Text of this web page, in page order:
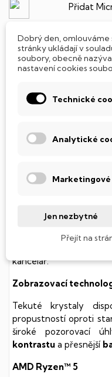
Přidat
POPIS
SSD Disk
(Hard Disk Drive)
soustavy je tento disk
HP Elitebook
Pracovní nástroj v
kancelář.
Zobrazovací
Tekuté krystaly
propustností oproti
široké pozorovací
kontrastu a přesnější
AMD Ryzen™ 5
Dobrý den, omlouváme
stránky ukládají v
soubory, obecně
nastavení cookies
Technické
Analytické
Marketingové
Jen nezbytné
Přejít na